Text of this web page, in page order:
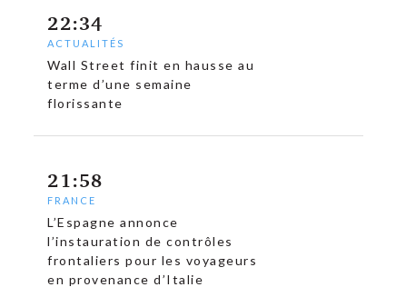
22:34
ACTUALITÉS
Wall Street finit en hausse au
terme d’une semaine
florissante
21:58
FRANCE
L’Espagne annonce
l’instauration de contrôles
frontaliers pour les voyageurs
en provenance d’Italie